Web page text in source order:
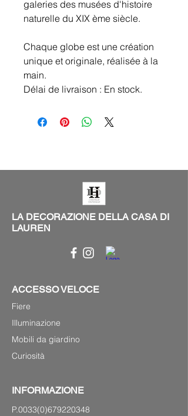
galeries des musées d'histoire
naturelle du XIX ème siècle.
Chaque globe est une création
unique et originale, réalisée à la
main.
Délai de livraison : En stock.
LA DECORAZIONE DELLA CASA DI
LAUREN
ACCESSO VELOCE
Fiere
Illuminazione
Mobili da giardino
Curiosità
INFORMAZIONE
P.0033(0)679220348